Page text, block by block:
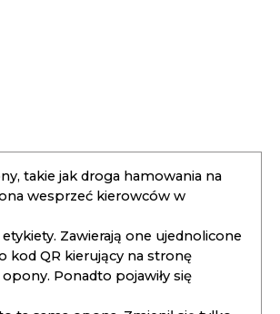
takie jak droga hamowania na
wesprzeć kierowców w
Zawierają one ujednolicone
kod QR kierujący na stronę
Ponadto pojawiły się